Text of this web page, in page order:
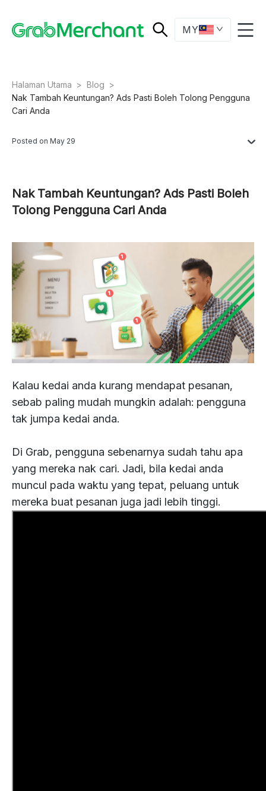
MY
Halaman Utama > Blog >
Nak Tambah Keuntungan? Ads Pasti Boleh Tolong Pengguna
Cari Anda
Posted on May 29
Nak Tambah Keuntungan? Ads Pasti Boleh
Tolong Pengguna Cari Anda
Kalau kedai anda kurang mendapat pesanan,
sebab paling mudah mungkin adalah: pengguna
tak jumpa kedai anda.
Di Grab, pengguna sebenarnya sudah tahu apa
yang mereka nak cari. Jadi, bila kedai anda
muncul pada waktu yang tepat, peluang untuk
mereka buat pesanan juga jadi lebih tinggi.